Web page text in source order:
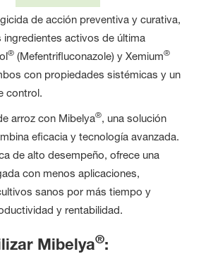
de acción preventiva y curativa,
activos de última
® (Mefentrifluconazole) y Xemium®
con propiedades sistémicas y un
control.
arroz con Mibelya®, una solución
eficacia y tecnología avanzada.
de alto desempeño, ofrece una
con menos aplicaciones,
sanos por más tiempo y
y rentabilidad.
Mibelya®: